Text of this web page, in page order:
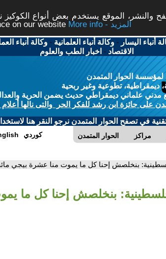
والنشر، الموقع يستخدم بعض أنواع
on our website
More info - المزيد
أنباء اليسار -وكالة أنباء العلمانية -وكالة أنباء
الاقتصاد - اخبار الطب والعلوم
لمؤسسة الحوار المتمدن
ديمقراطية، تطوعية وغير ربحية
علماني ديمقراطي حديث يضمن الحرية والعدالة
على جائزة ابن رشد للفكر الحر والتى نالها
في تصفح الحوار المتمدن نرجو النقر هنا
الحوار المتمدن مراكز كوردي
بنخلصش إحنا كل ما يموت منا عشرة بيجي
بنخلصش إحنا كل ما